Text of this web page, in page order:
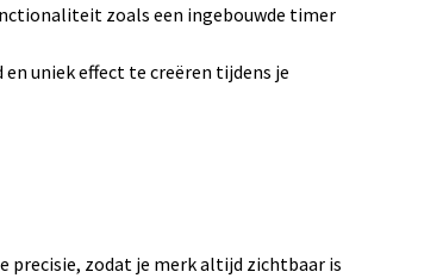
zoals een ingebouwde timer
uniek effect te creëren tijdens je
precisie, zodat je merk altijd zichtbaar is